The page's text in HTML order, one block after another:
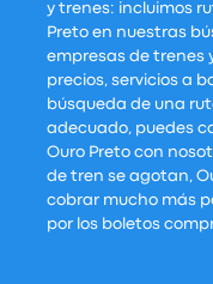
y trenes: incluimos
Preto en nuestras
empresas de trenes
precios, servicios a
búsqueda de una
adecuado, puedes
Ouro Preto con
de tren se agotan,
cobrar mucho más
por los boletos